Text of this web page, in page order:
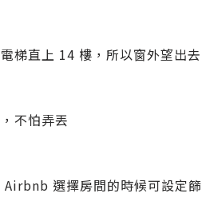
梯直上 14 樓，所以窗外望出
不怕弄丟
選擇房間的時候可設定